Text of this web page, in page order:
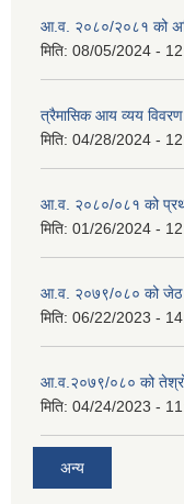
आ.व. २०८०/२०८१ को
मिति: 08/05/2024 -
त्रैमासिक आय व्यय विवरण
मिति: 04/28/2024 -
आ.व. २०८०/०८१ को
मिति: 01/26/2024 -
आ.व. २०७९/०८० को जेठ
मिति: 06/22/2023 -
आ.व.२०७९/०८० को
मिति: 04/24/2023 -
अन्य